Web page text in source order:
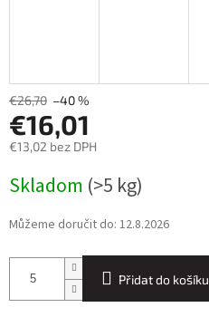
€26,70 –40 %
€16,01
€13,02 bez DPH
cena:
Skladom (>5 kg)
Můžeme doručit do: 12.8.2026
Přidat do košíku